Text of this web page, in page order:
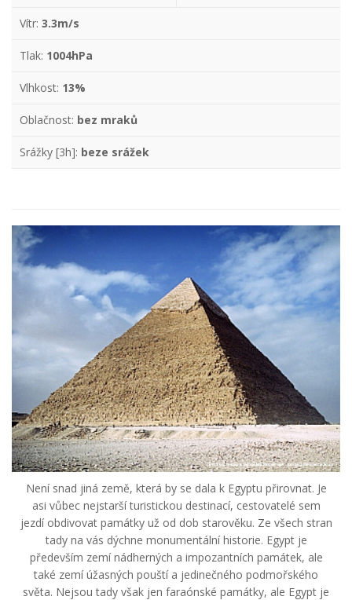
Vítr: 3.3m/s
Tlak: 1004hPa
Vlhkost: 13%
Oblačnost: bez mraků
Srážky [3h]: beze srážek
Není snad jiná země, která by se dala k Egyptu přirovnat. Je
asi vůbec nejstarší turistickou destinací, cestovatelé sem
jezdí obdivovat památky už od dob starověku. Ze všech stran
tady na vás dýchne monumentální historie. Egypt je
především zemí nádherných a impozantních památek, ale
také zemí úžasných pouští a jedinečného podmořského
světa. Nejsou tady však jen faraónské památky, ale Egypt je